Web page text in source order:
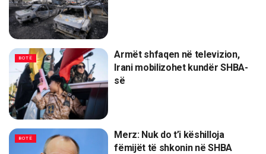
BOTË
Armët shfaqen në televizion,
Irani mobilizohet kundër SHBA-
së
BOTË
Merz: Nuk do t’i këshilloja
fëmijët të shkonin në SHBA